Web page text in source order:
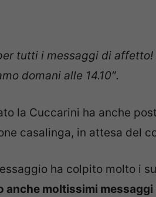
tutti i messaggi di affetto!
domani alle 14.10″.
la Cuccarini ha anche
casalinga, in attesa del
ha colpito molto i
anche moltissimi